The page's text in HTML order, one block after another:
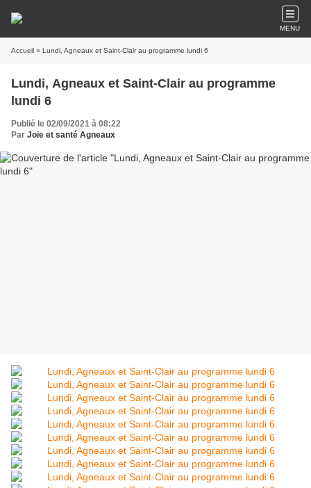
MENU
Accueil » Lundi, Agneaux et Saint-Clair au programme lundi 6
Lundi, Agneaux et Saint-Clair au programme
lundi 6
Publié le 02/09/2021 à 08:22
Par Joie et santé Agneaux